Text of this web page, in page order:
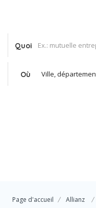
Quoi
Où Ville,
Page d'accueil Allianz